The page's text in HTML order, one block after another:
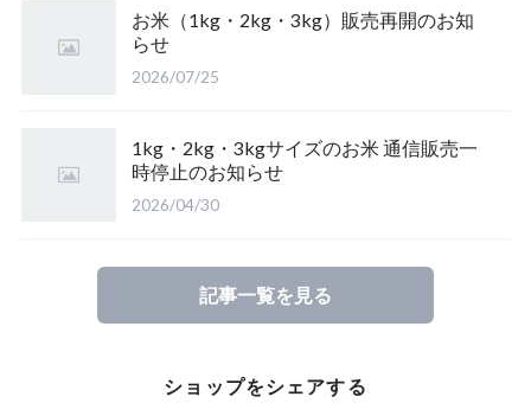
特栽 笹屋のお米（オリジナル）
山形置賜産 山形95号
山形県置賜 こしひかり
たかはた つや姫（山形）
ひとめぼれ（山形）
山形県置賜 こしひかり
【完売】四国山脈の山の蜜
お米（1kg・2kg・3kg）販売再開のお知
らせ
2026/07/25
1kg・2kg・3kgサイズのお米 通信販売一
時停止のお知らせ
2026/04/30
記事一覧を見る
ショップをシェアする